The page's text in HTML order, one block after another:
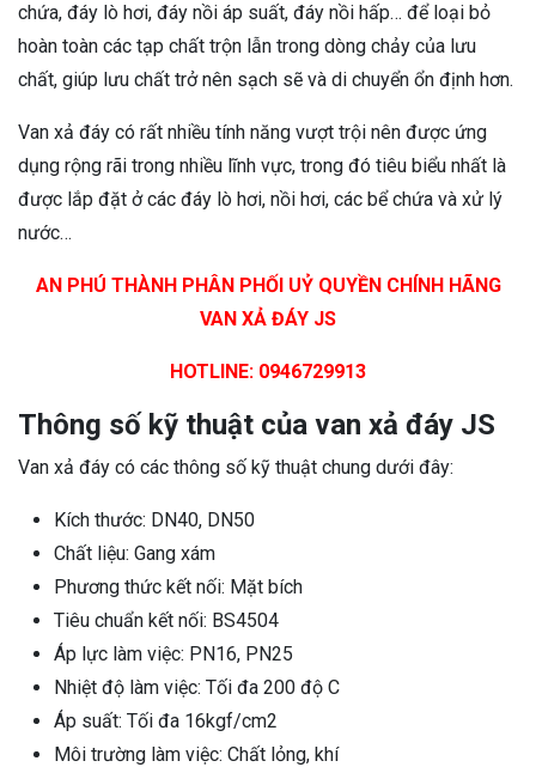
chứa, đáy lò hơi, đáy nồi áp suất, đáy nồi hấp… để loại bỏ
hoàn toàn các tạp chất trộn lẫn trong dòng chảy của lưu
chất, giúp lưu chất trở nên sạch sẽ và di chuyển ổn định hơn.
Van xả đáy có rất nhiều tính năng vượt trội nên được ứng
dụng rộng rãi trong nhiều lĩnh vực, trong đó tiêu biểu nhất là
được lắp đặt ở các đáy lò hơi, nồi hơi, các bể chứa và xử lý
nước…
AN PHÚ THÀNH PHÂN PHỐI UỶ QUYỀN CHÍNH HÃNG
VAN XẢ ĐÁY JS
HOTLINE: 0946729913
Thông số kỹ thuật của van xả đáy JS
Van xả đáy có các thông số kỹ thuật chung dưới đây:
Kích thước: DN40, DN50
Chất liệu: Gang xám
Phương thức kết nối: Mặt bích
Tiêu chuẩn kết nối: BS4504
Áp lực làm việc: PN16, PN25
Nhiệt độ làm việc: Tối đa 200 độ C
Áp suất: Tối đa 16kgf/cm2
Môi trường làm việc: Chất lỏng, khí